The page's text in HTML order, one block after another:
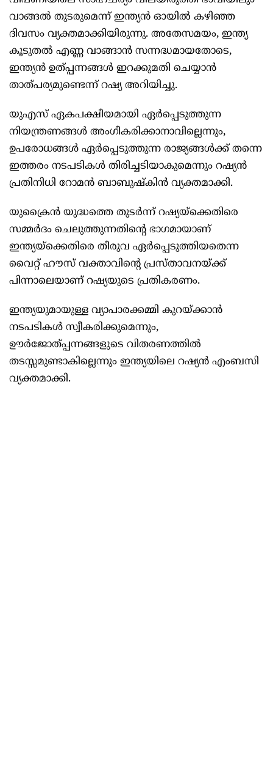
വാങ്ങൽ തുടരുമെന്ന് ഇന്ത്യൻ ഓയിൽ കഴിഞ്ഞ
ദിവസം വ്യക്തമാക്കിയിരുന്നു. അതേസമയം, ഇന്ത്യ
കൂടുതൽ എണ്ണ വാങ്ങാൻ സന്നദ്ധമായതോടെ,
ഇന്ത്യൻ ഉത്പ്പന്നങ്ങൾ ഇറക്കുമതി ചെയ്യാൻ
താത്പര്യമുണ്ടെന്ന് റഷ്യ അറിയിച്ചു.
യുഎസ് ഏകപക്ഷീയമായി ഏർപ്പെടുത്തുന്ന
നിയന്ത്രണങ്ങൾ അംഗീകരിക്കാനാവില്ലെന്നും,
ഉപരോധങ്ങൾ ഏർപ്പെടുത്തുന്ന രാജ്യങ്ങൾക്ക് തന്നെ
ഇത്തരം നടപടികൾ തിരിച്ചടിയാകുമെന്നും റഷ്യൻ
പ്രതിനിധി റോമൻ ബാബുഷ്കിൻ വ്യക്തമാക്കി.
യുക്രൈൻ യുദ്ധത്തെ തുടർന്ന് റഷ്യയ്ക്കെതിരെ
സമ്മർദം ചെലുത്തുന്നതിന്റെ ഭാഗമായാണ്
ഇന്ത്യയ്‌ക്കെതിരെ തീരുവ ഏർപ്പെടുത്തിയതെന്ന
വൈറ്റ് ഹൗസ് വക്താവിന്റെ പ്രസ്താവനയ്ക്ക്
പിന്നാലെയാണ് റഷ്യയുടെ പ്രതികരണം.
ഇന്ത്യയുമായുള്ള വ്യാപാരക്കമ്മി കുറയ്ക്കാൻ
നടപടികൾ സ്വീകരിക്കുമെന്നും,
ഊർജോത്പ്പന്നങ്ങളുടെ വിതരണത്തിൽ
തടസ്സമുണ്ടാകില്ലെന്നും ഇന്ത്യയിലെ റഷ്യൻ എംബസി
വ്യക്തമാക്കി.